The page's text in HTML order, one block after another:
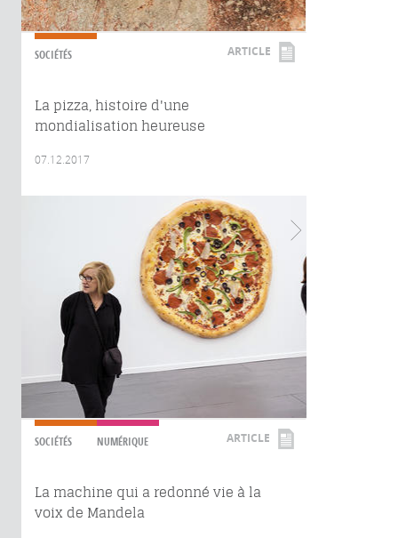
SOCIÉTÉS ARTICLE
La pizza, histoire d'une
mondialisation heureuse
07.12.2017
SOCIÉTÉS NUMÉRIQUE ARTICLE
La machine qui a redonné vie à la
voix de Mandela